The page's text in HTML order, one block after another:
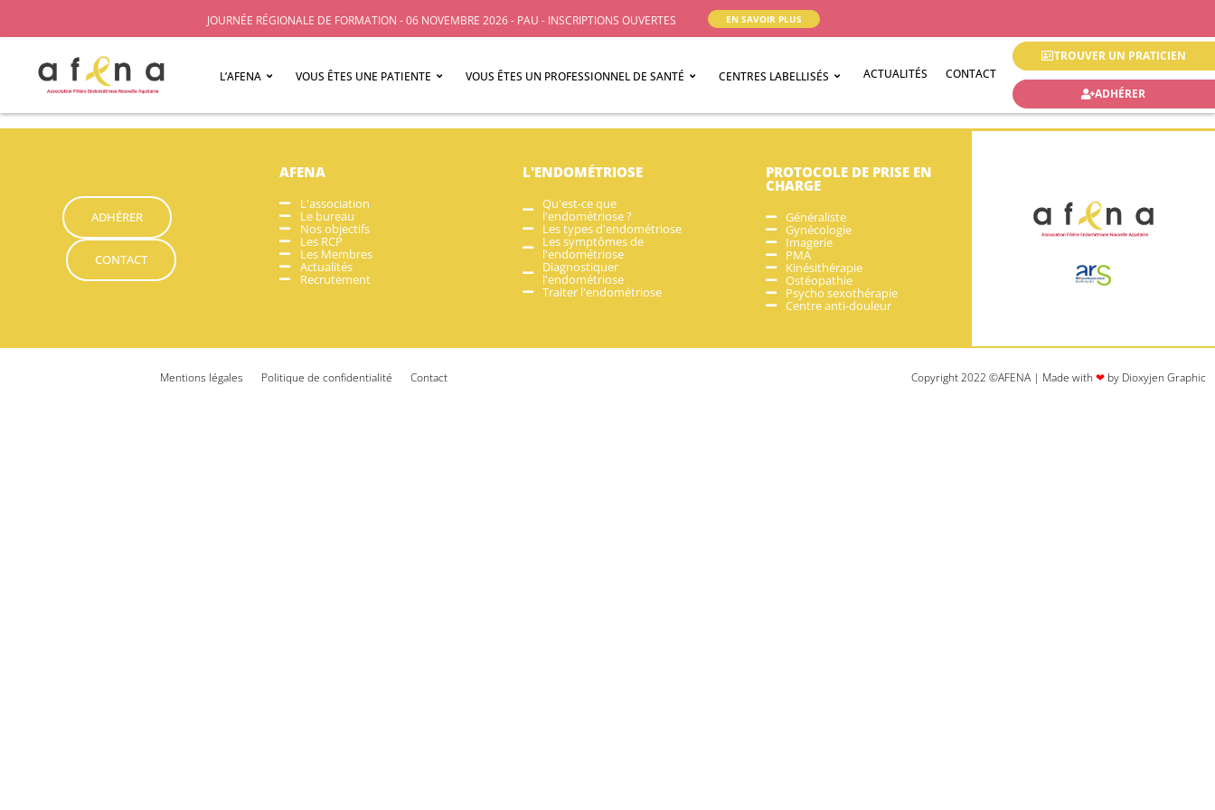
JOURNÉE RÉGIONALE DE FORMATION - 06 NOVEMBRE 2026 - PAU - INSCRIPTIONS OUVERTES EN SAVOIR PLUS
TROUVER UN PRATICIEN
ADHÉRER
L’AFENA VOUS ÊTES UNE PATIENTE VOUS ÊTES UN PROFESSIONNEL DE SANTÉ CENTRES LABELLISÉS ACTUALITÉS CONTACT
ADHÉRER
CONTACT
AFENA
L'association
Le bureau
Nos objectifs
Les RCP
Les Membres
Actualités
Recrutement
L'ENDOMÉTRIOSE
Qu'est-ce que
l'endométriose ?
Les types d'endométriose
Les symptômes de
l'endométriose
Diagnostiquer
l'endométriose
Traiter l'endométriose
PROTOCOLE DE PRISE EN
CHARGE
Généraliste
Gynécologie
Imagerie
PMA
Kinésithérapie
Ostéopathie
Psycho sexothérapie
Centre anti-douleur
Mentions légales Politique de confidentialité Contact Copyright 2022 ©AFENA | Made with ❤ by Dioxyjen Graphic​​